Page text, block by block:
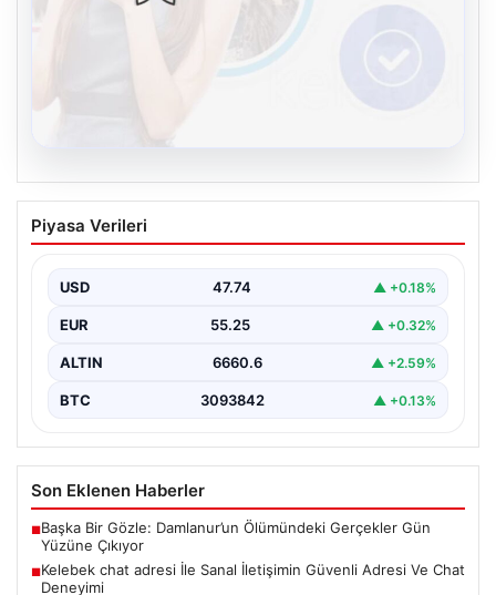
08.08.2026
Kelebek chat adresi İle Sanal İletişimin
Güvenli Adresi Ve Chat Deneyimi
kurması ciddi bir değer barındırmaktadır. Günümüzde
birçok…
Piyasa Verileri
USD 47.74 ▲ +0.18%
EUR 55.25 ▲ +0.32%
ALTIN 6660.6 ▲ +2.59%
BTC 3093842 ▲ +0.13%
Son Eklenen Haberler
■Başka Bir Gözle: Damlanur’un Ölümündeki Gerçekler Gün
Yüzüne Çıkıyor
■Kelebek chat adresi İle Sanal İletişimin Güvenli Adresi Ve Chat
Deneyimi